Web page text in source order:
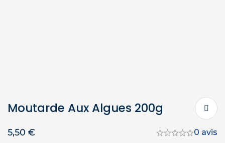
Moutarde Aux Algues 200g
5,50 € 0 avis